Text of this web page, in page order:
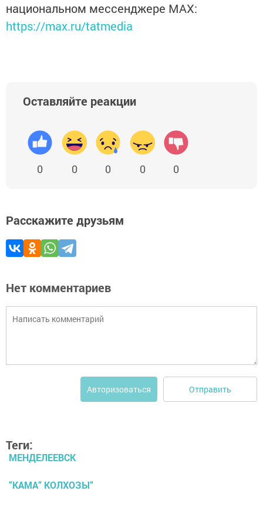
национальном мессенджере MАХ:
https://max.ru/tatmedia
Оставляйте реакции
0 0 0 0 0
Расскажите друзьям
Нет комментариев
Авторизоваться Отправить
Теги:
МЕНДЕЛЕЕВСК
“КАМА“ КОЛХОЗЫ“